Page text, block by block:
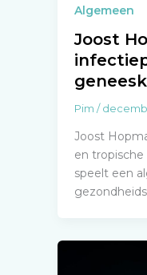
Algemeen
Joost
Pim /
Joost
en
speelt een